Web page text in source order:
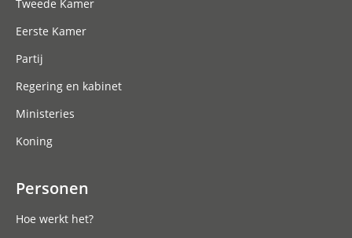
Tweede Kamer
Eerste Kamer
Partij
Regering en kabinet
Ministeries
Koning
Personen
Hoe werkt het?